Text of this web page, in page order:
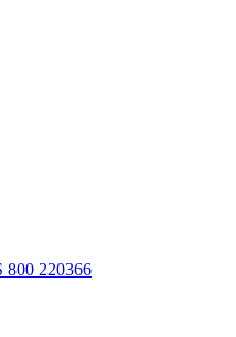
800 220366